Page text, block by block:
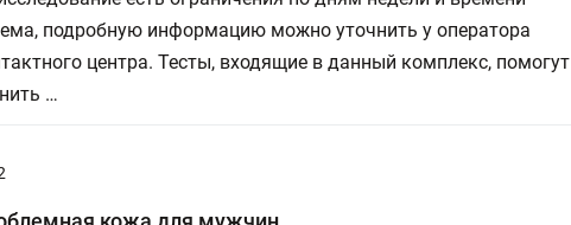
подробную информацию можно уточнить у оператора
центра. Тесты, входящие в данный комплекс, помогут
…